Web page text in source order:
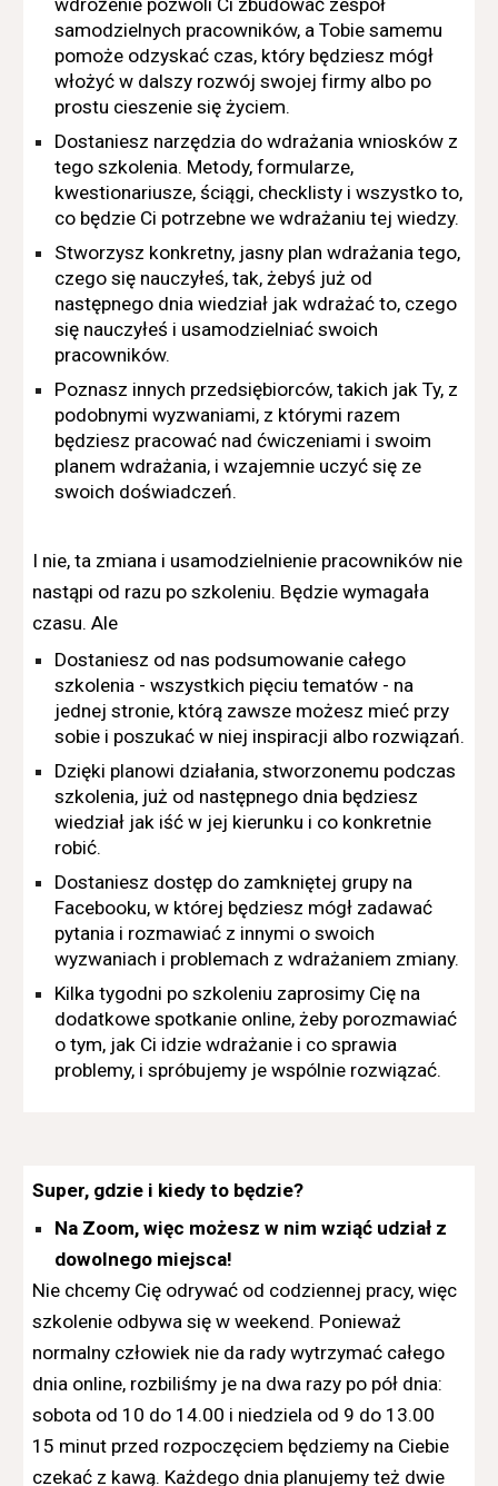
wdrożenie pozwoli Ci zbudować zespół
samodzielnych pracowników, a Tobie samemu
pomoże odzyskać czas, który będziesz mógł
włożyć w dalszy rozwój swojej firmy albo po
prostu cieszenie się życiem.
Dostaniesz narzędzia do wdrażania wniosków z
tego szkolenia. Metody, formularze,
kwestionariusze, ściągi, checklisty i wszystko to,
co będzie Ci potrzebne we wdrażaniu tej wiedzy.
Stworzysz konkretny, jasny plan wdrażania tego,
czego się nauczyłeś, tak, żebyś już od
następnego dnia wiedział jak wdrażać to, czego
się nauczyłeś i usamodzielniać swoich
pracowników.
Poznasz innych przedsiębiorców, takich jak Ty, z
podobnymi wyzwaniami, z którymi razem
będziesz pracować nad ćwiczeniami i swoim
planem wdrażania, i wzajemnie uczyć się ze
swoich doświadczeń.
I nie, ta zmiana i usamodzielnienie pracowników nie
nastąpi od razu po szkoleniu. Będzie wymagała
czasu. Ale
Dostaniesz od nas podsumowanie całego
szkolenia - wszystkich pięciu tematów - na
jednej stronie, którą zawsze możesz mieć przy
sobie i poszukać w niej inspiracji albo rozwiązań.
Dzięki planowi działania, stworzonemu podczas
szkolenia, już od następnego dnia będziesz
wiedział jak iść w jej kierunku i co konkretnie
robić.
Dostaniesz dostęp do zamkniętej grupy na
Facebooku, w której będziesz mógł zadawać
pytania i rozmawiać z innymi o swoich
wyzwaniach i problemach z wdrażaniem zmiany.
Kilka tygodni po szkoleniu zaprosimy Cię na
dodatkowe spotkanie online, żeby porozmawiać
o tym, jak Ci idzie wdrażanie i co sprawia
problemy, i spróbujemy je wspólnie rozwiązać.
Super, gdzie i kiedy to będzie?
Na Zoom, więc możesz w nim wziąć udział z
dowolnego miejsca!
Nie chcemy Cię odrywać od codziennej pracy, więc
szkolenie odbywa się w weekend. Ponieważ
normalny człowiek nie da rady wytrzymać całego
dnia online, rozbiliśmy je na dwa razy po pół dnia:
sobota od 10 do 14.00 i niedziela od 9 do 13.00
15 minut przed rozpoczęciem będziemy na Ciebie
czekać z kawą. Każdego dnia planujemy też dwie